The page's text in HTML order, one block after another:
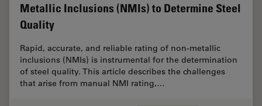
Metallic Inclusions (NMIs) to Determine Steel
Quality
Rapid, accurate, and reliable rating of non-metallic
inclusions (NMIs) is instrumental for the determination
of steel quality. This article describes the challenges
that arise from manual NMI rating,…